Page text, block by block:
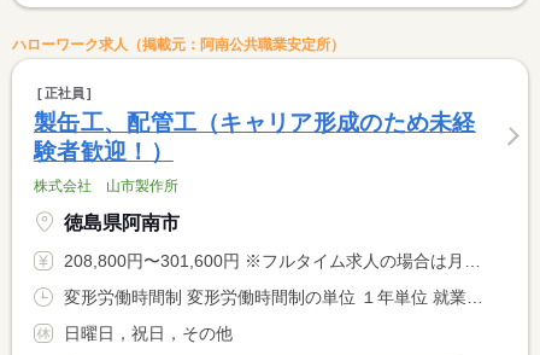
ハローワーク求人（掲載元：阿南公共職業安定所）
正社員
製缶工、配管工（キャリア形成のため未経
験者歓迎！）
株式会社 山市製作所
徳島県阿南市
208,800円〜301,600円 ※フルタイム求人の場合は月額（換算額）、パート求人の場合は時間額を表示しています。
日曜日，祝日，その他